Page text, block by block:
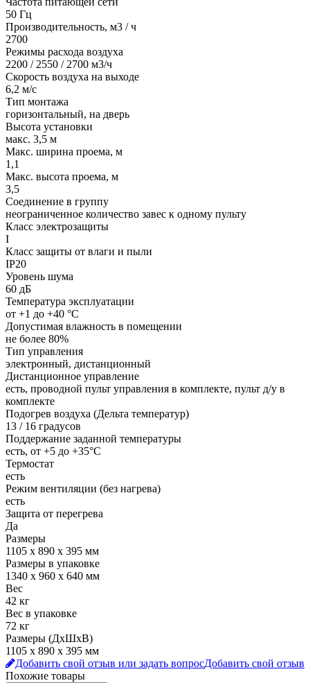
50 Гц
Производительность, м3 / ч
2700
Режимы расхода воздуха
2200 / 2550 / 2700 м3/ч
Скорость воздуха на выходе
6,2 м/с
Тип монтажа
горизонтальный, на дверь
Высота установки
макс. 3,5 м
Макс. ширина проема, м
1,1
Макс. высота проема, м
3,5
Соединение в группу
неограниченное количество завес к одному пульту
Класс электрозащиты
I
Класс защиты от влаги и пыли
IP20
Уровень шума
60 дБ
Температура эксплуатации
от +1 до +40 °С
Допустимая влажность в помещении
не более 80%
Тип управления
электронный, дистанционный
Дистанционное управление
есть, проводной пульт управления в комплекте, пульт д/у в
комплекте
Подогрев воздуха (Дельта температур)
13 / 16 градусов
Поддержание заданной температуры
есть, от +5 до +35°С
Термостат
есть
Режим вентиляции (без нагрева)
есть
Защита от перегрева
Да
Размеры
1105 х 890 х 395 мм
Размеры в упаковке
1340 х 960 х 640 мм
Вес
42 кг
Вес в упаковке
72 кг
Размеры (ДхШхВ)
1105 х 890 х 395 мм
Добавить свой отзыв или задать вопросДобавить свой отзыв
Похожие товары